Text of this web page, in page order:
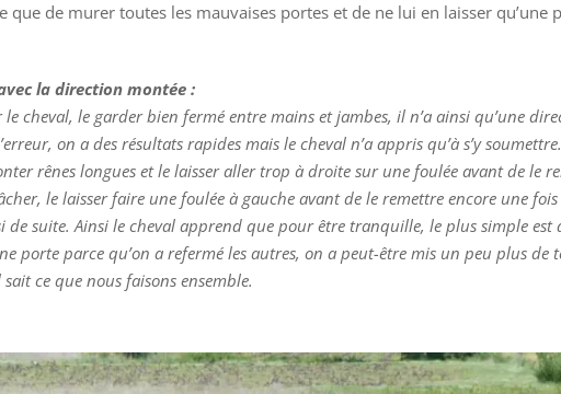
que de murer toutes les mauvaises portes et de ne lui en laisser qu’une
la direction montée :
cheval, le garder bien fermé entre mains et jambes, il n’a ainsi qu’une
on a des résultats rapides mais le cheval n’a appris qu’à s’y soumettre.
rênes longues et le laisser aller trop à droite sur une foulée avant de le
le laisser faire une foulée à gauche avant de le remettre encore une
de suite. Ainsi le cheval apprend que pour être tranquille, le plus simple
porte parce qu’on a refermé les autres, on a peut-être mis un peu plus de
ce que nous faisons ensemble.